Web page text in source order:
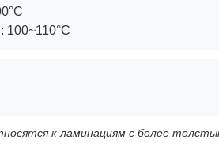
к ламинациям с более